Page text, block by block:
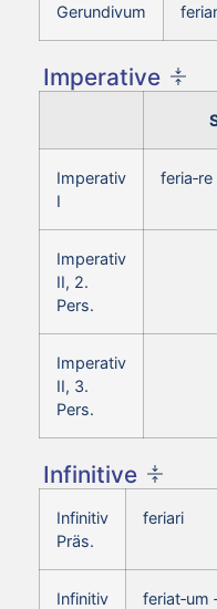
Gerundivum
Imperative
Imperativ
I
feria‑re
Imperativ
II, 2.
Pers.
Imperativ
II, 3.
Pers.
Infinitive
Infinitiv
Präs.
feriari
Infinitiv
feriat‑um